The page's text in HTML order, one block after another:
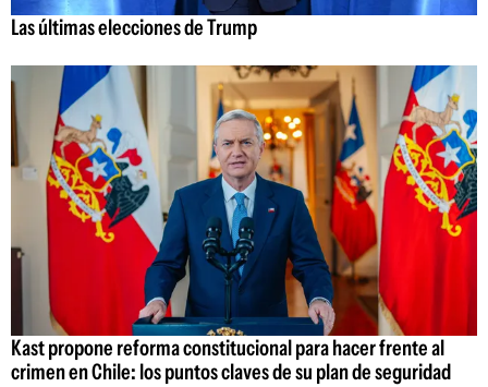
Las últimas elecciones de Trump
Kast propone reforma constitucional para hacer frente al
crimen en Chile: los puntos claves de su plan de seguridad